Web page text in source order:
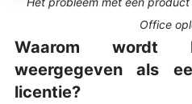
Office
Waarom wordt
weergegeven als
licentie?